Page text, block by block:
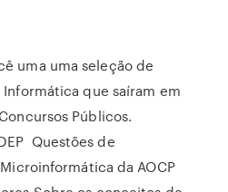
uma uma seleção de
que saíram em
Públicos.
Questões de
da AOCP